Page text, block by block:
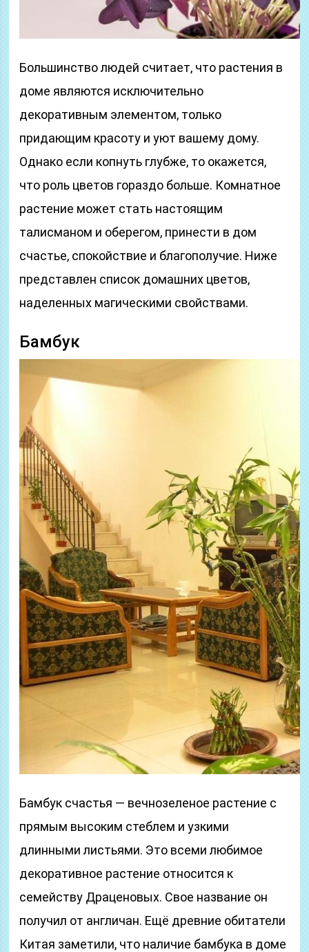
Большинство людей считает, что растения в
доме являются исключительно
декоративным элементом, только
придающим красоту и уют вашему дому.
Однако если копнуть глубже, то окажется,
что роль цветов гораздо больше. Комнатное
растение может стать настоящим
талисманом и оберегом, принести в дом
счастье, спокойствие и благополучие. Ниже
представлен список домашних цветов,
наделенных магическими свойствами.
Бамбук
Бамбук счастья — вечнозеленое растение с
прямым высоким стеблем и узкими
длинными листьями. Это всеми любимое
декоративное растение относится к
семейству Драценовых. Свое название он
получил от англичан. Ещё древние обитатели
Китая заметили, что наличие бамбука в доме